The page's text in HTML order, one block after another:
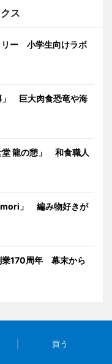
ス
リー 小学生向けラボ
」 巨大肉食恐竜や海
堂 龍の憩」 和食職人
mori」 編み物好きが
業170周年 幕末から
買う